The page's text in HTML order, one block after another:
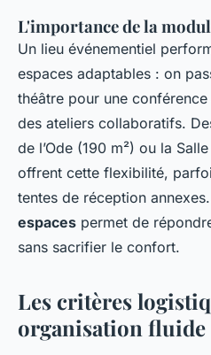
L'importance de la
Un lieu événementiel
espaces adaptables : on
théâtre pour une
des ateliers collaboratifs.
de l’Ode (190 m²) ou la
offrent cette flexibilité,
tentes de réception
espaces permet de
sans sacrifier le confort.
Les critères
organisation fluide